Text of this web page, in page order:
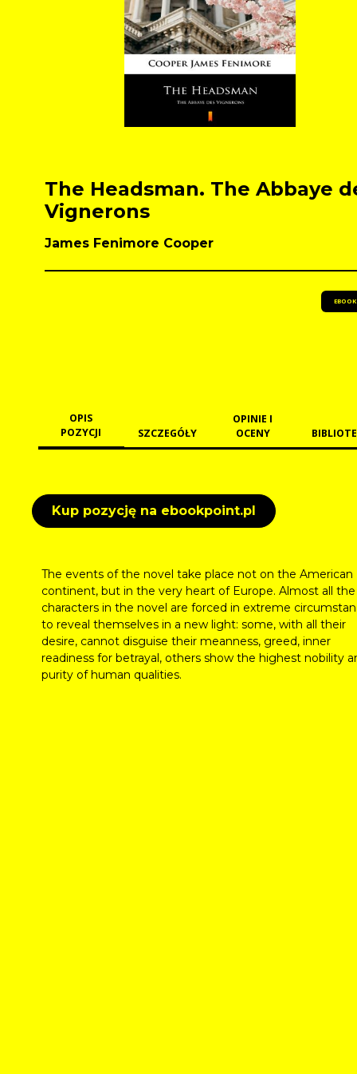
The Headsman. The Abbaye
Vignerons
James Fenimore Cooper
EBOOK
OPIS
POZYCJI
SZCZEGÓŁY
OPINIE I
OCENY
Kup pozycję na ebookpoint.pl
The events of the novel take place not on the American
continent, but in the very heart of Europe. Almost all the
characters in the novel are forced in extreme
to reveal themselves in a new light: some, with all their
desire, cannot disguise their meanness, greed, inner
readiness for betrayal, others show the highest nobility
purity of human qualities.